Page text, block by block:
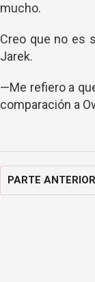
mucho.
Creo que no es
Jarek.
—Me refiero a
comparación a
PARTE ANTERIOR